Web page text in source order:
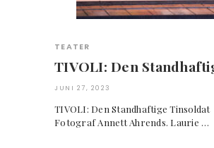
TEATER
TIVOLI: Den
JUNI 27, 2023
TIVOLI: Den Standhaftige
Fotograf Annett Ahrends. Laurie …